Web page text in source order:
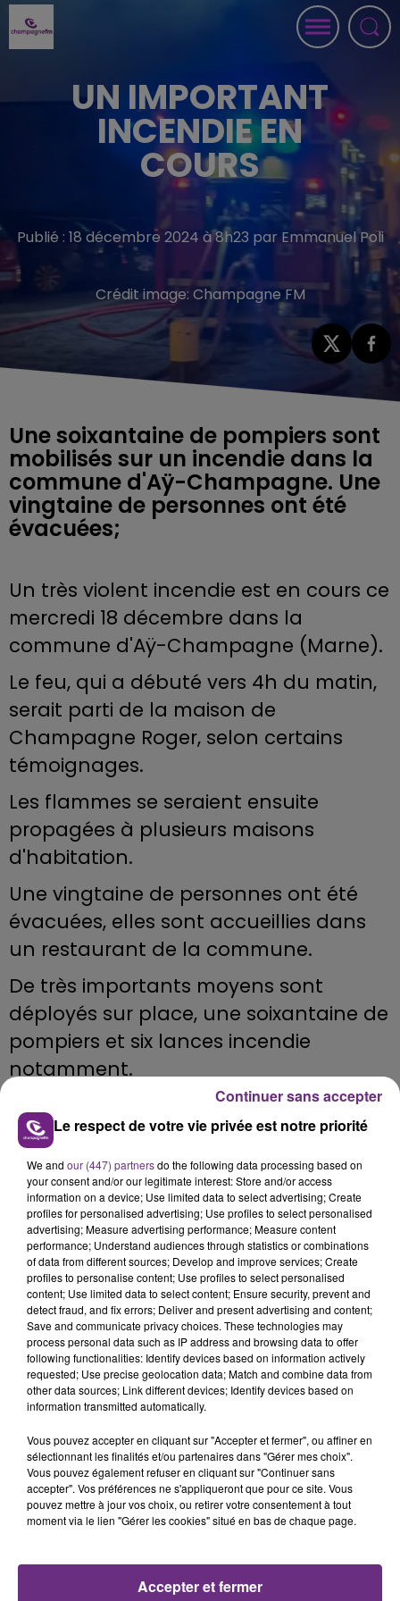
UN IMPORTANT
INCENDIE EN
COURS
Publié : 18 décembre 2024 à 8h23 par Emmanuel Poli
Crédit image: Champagne FM
Une soixantaine de pompiers sont
mobilisés sur un incendie dans la
commune d'Aÿ-Champagne. Une
vingtaine de personnes ont été
évacuées;
Un très violent incendie est en cours ce
mercredi 18 décembre dans la
commune d'Aÿ-Champagne (Marne).
Le feu, qui a débuté vers 4h du matin,
serait parti de la maison de
Champagne Roger, selon certains
témoignages.
Les flammes se seraient ensuite
propagées à plusieurs maisons
d'habitation.
Une vingtaine de personnes ont été
évacuées, elles sont accueillies dans
un restaurant de la commune.
De très importants moyens sont
déployés sur place, une soixantaine de
pompiers et six lances incendie
notamment.
FIL D'ACTU
11h37
LA CENTRALE NUCLÉAIRE DE CHOOZ
TOUJOURS À L'ARRÊT
nucléaire ardennaise est à l'arrêt. Une situation
justifiée par la sécheresse intense qui est toujours
présente.
Le respect de votre vie privée est notre priorité
We and our (447) partnersdo the following data processing based on
your consent and/or our legitimate interest: Store and/or access
information on a device; Use limited data to select advertising; Create
profiles for personalised advertising; Use profiles to select personalised
advertising; Measure advertising performance; Measure content
performance; Understand audiences through statistics or combinations
of data from different sources; Develop and improve services; Create
profiles to personalise content; Use profiles to select personalised
content; Use limited data to select content; Ensure security, prevent and
detect fraud, and fix errors; Deliver and present advertising and content;
Save and communicate privacy choices. These technologies may
process personal data such as IP address and browsing data to offer
following functionalities: Identify devices based on information actively
requested; Use precise geolocation data; Match and combine data from
other data sources; Link different devices; Identify devices based on
information transmitted automatically.
Vous pouvez accepter en cliquant sur "Accepter et fermer", ou affiner en
sélectionnant les finalités et/ou partenaires dans "Gérer mes choix".
Vous pouvez également refuser en cliquant sur "Continuer sans
accepter". Vos préférences ne s'appliqueront que pour ce site. Vous
pouvez mettre à jour vos choix, ou retirer votre consentement à tout
moment via le lien "Gérer les cookies" situé en bas de chaque page.
Accepter et fermer
Continuer sans accepter